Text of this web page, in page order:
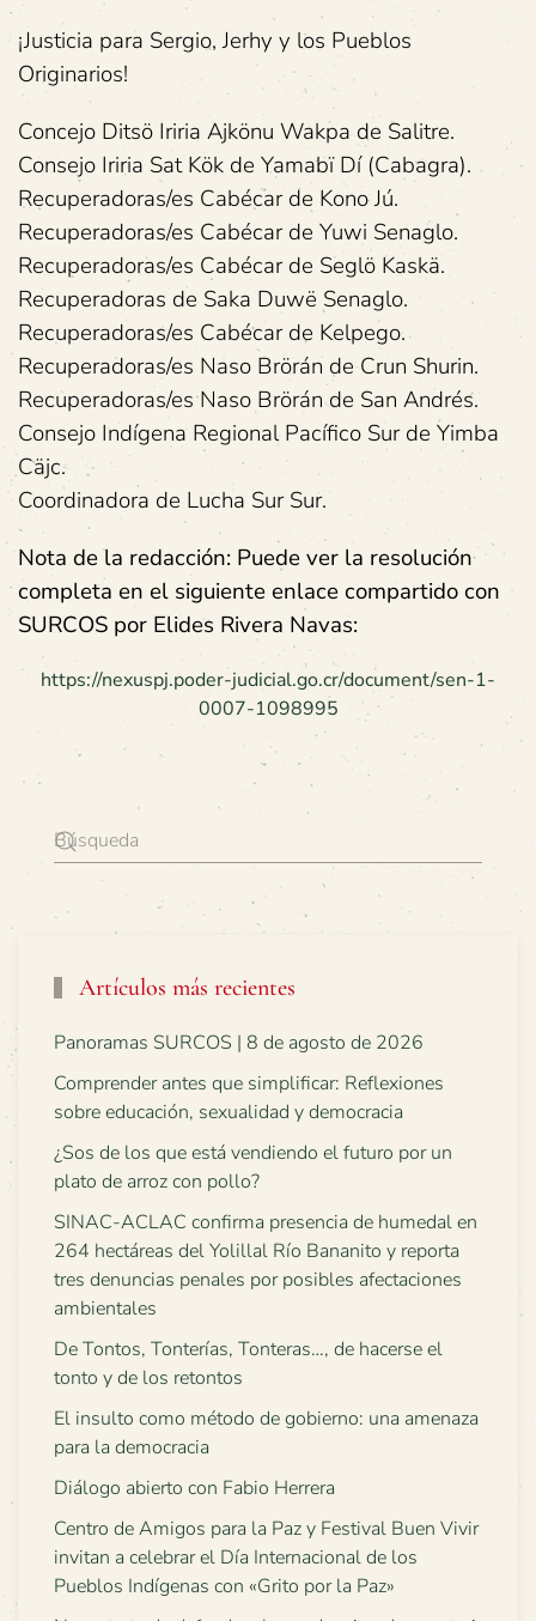
¡Justicia para Sergio, Jerhy y los Pueblos
Originarios!
Concejo Ditsö Iriria Ajkönu Wakpa de Salitre.
Consejo Iriria Sat Kök de Yamabï Dí (Cabagra).
Recuperadoras/es Cabécar de Kono Jú.
Recuperadoras/es Cabécar de Yuwi Senaglo.
Recuperadoras/es Cabécar de Seglö Kaskä.
Recuperadoras de Saka Duwë Senaglo.
Recuperadoras/es Cabécar de Kelpego.
Recuperadoras/es Naso Brörán de Crun Shurin.
Recuperadoras/es Naso Brörán de San Andrés.
Consejo Indígena Regional Pacífico Sur de Yimba
Cäjc.
Coordinadora de Lucha Sur Sur.
Nota de la redacción: Puede ver la resolución
completa en el siguiente enlace compartido con
SURCOS por Elides Rivera Navas:
https://nexuspj.poder-judicial.go.cr/document/sen-1-
0007-1098995
Artículos más recientes
Panoramas SURCOS | 8 de agosto de 2026
Comprender antes que simplificar: Reflexiones
sobre educación, sexualidad y democracia
¿Sos de los que está vendiendo el futuro por un
plato de arroz con pollo?
SINAC-ACLAC confirma presencia de humedal en
264 hectáreas del Yolillal Río Bananito y reporta
tres denuncias penales por posibles afectaciones
ambientales
De Tontos, Tonterías, Tonteras…, de hacerse el
tonto y de los retontos
El insulto como método de gobierno: una amenaza
para la democracia
Diálogo abierto con Fabio Herrera
Centro de Amigos para la Paz y Festival Buen Vivir
invitan a celebrar el Día Internacional de los
Pueblos Indígenas con «Grito por la Paz»